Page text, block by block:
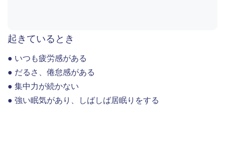
起きているとき
● いつも疲労感がある
● だるさ、倦怠感がある
● 集中力が続かない
● 強い眠気があり、しばしば居眠りをする